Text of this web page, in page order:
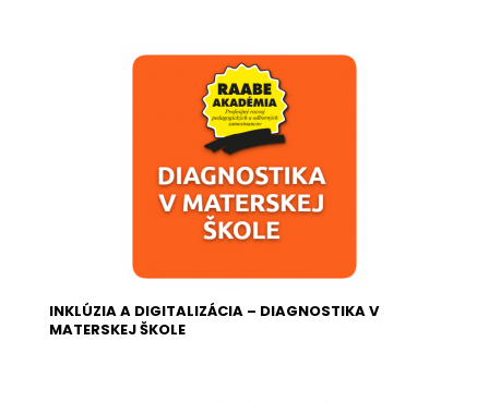
INKLÚZIA A DIGITALIZÁCIA – DIAGNOSTIKA V
MATERSKEJ ŠKOLE